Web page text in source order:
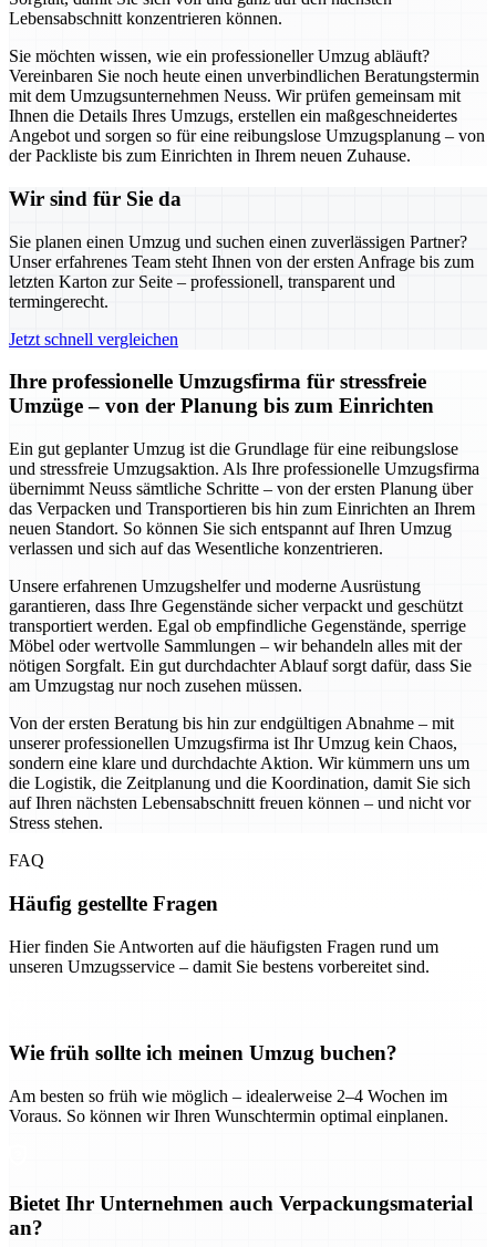
Lebensabschnitt konzentrieren können.
Sie möchten wissen, wie ein professioneller Umzug abläuft?
Vereinbaren Sie noch heute einen unverbindlichen Beratungstermin
mit dem Umzugsunternehmen Neuss. Wir prüfen gemeinsam mit
Ihnen die Details Ihres Umzugs, erstellen ein maßgeschneidertes
Angebot und sorgen so für eine reibungslose Umzugsplanung – von
der Packliste bis zum Einrichten in Ihrem neuen Zuhause.
Wir sind für Sie da
Sie planen einen Umzug und suchen einen zuverlässigen Partner?
Unser erfahrenes Team steht Ihnen von der ersten Anfrage bis zum
letzten Karton zur Seite – professionell, transparent und
termingerecht.
Jetzt schnell vergleichen
Ihre professionelle Umzugsfirma für stressfreie
Umzüge – von der Planung bis zum Einrichten
Ein gut geplanter Umzug ist die Grundlage für eine reibungslose
und stressfreie Umzugsaktion. Als Ihre professionelle Umzugsfirma
übernimmt Neuss sämtliche Schritte – von der ersten Planung über
das Verpacken und Transportieren bis hin zum Einrichten an Ihrem
neuen Standort. So können Sie sich entspannt auf Ihren Umzug
verlassen und sich auf das Wesentliche konzentrieren.
Unsere erfahrenen Umzugshelfer und moderne Ausrüstung
garantieren, dass Ihre Gegenstände sicher verpackt und geschützt
transportiert werden. Egal ob empfindliche Gegenstände, sperrige
Möbel oder wertvolle Sammlungen – wir behandeln alles mit der
nötigen Sorgfalt. Ein gut durchdachter Ablauf sorgt dafür, dass Sie
am Umzugstag nur noch zusehen müssen.
Von der ersten Beratung bis hin zur endgültigen Abnahme – mit
unserer professionellen Umzugsfirma ist Ihr Umzug kein Chaos,
sondern eine klare und durchdachte Aktion. Wir kümmern uns um
die Logistik, die Zeitplanung und die Koordination, damit Sie sich
auf Ihren nächsten Lebensabschnitt freuen können – und nicht vor
Stress stehen.
FAQ
Häufig gestellte Fragen
Hier finden Sie Antworten auf die häufigsten Fragen rund um
unseren Umzugsservice – damit Sie bestens vorbereitet sind.
Wie früh sollte ich meinen Umzug buchen?
Am besten so früh wie möglich – idealerweise 2–4 Wochen im
Voraus. So können wir Ihren Wunschtermin optimal einplanen.
Bietet Ihr Unternehmen auch Verpackungsmaterial
an?